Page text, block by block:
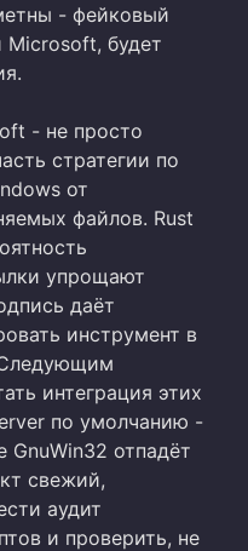
- фейковый
Microsoft, будет
- не просто
стратегии по
от
файлов. Rust
упрощают
даёт
инструмент в
Следующим
интеграция этих
по умолчанию -
GnuWin32 отпадёт
свежий,
аудит
и проверить, не